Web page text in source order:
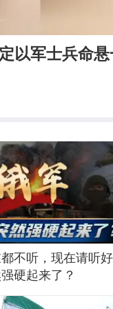
以军士兵命
不听，现在请听
硬起来了？